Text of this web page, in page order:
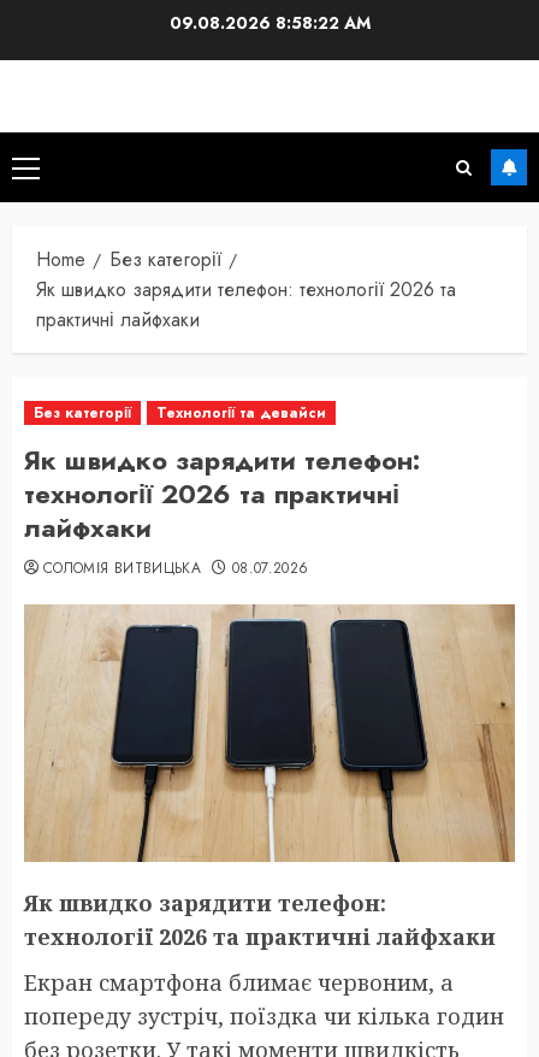
09.08.2026 8:58:23 AM
Primary
Menu
Home
Без категорії
Як швидко зарядити телефон: технології 2026 та
практичні лайфхаки
Без категорії Технології та девайси
Як швидко зарядити телефон:
технології 2026 та практичні
лайфхаки
СОЛОМІЯ ВИТВИЦЬКА 08.07.2026
Як швидко зарядити телефон:
технології 2026 та практичні лайфхаки
Екран смартфона блимає червоним, а
попереду зустріч, поїздка чи кілька годин
без розетки. У такі моменти швидкість